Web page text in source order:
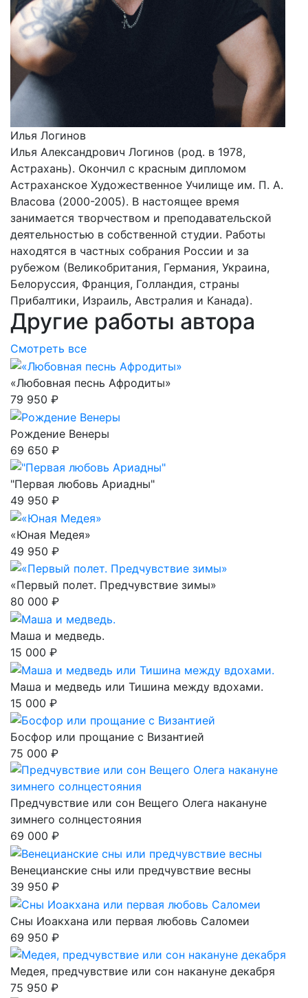
Илья Логинов
Илья Александрович Логинов (род. в 1978,
Астрахань). Окончил с красным дипломом
Астраханское Художественное Училище им. П. А.
Власова (2000-2005). В настоящее время
занимается творчеством и преподавательской
деятельностью в собственной студии. Работы
находятся в частных собрания России и за
рубежом (Великобритания, Германия, Украина,
Белоруссия, Франция, Голландия, страны
Прибалтики, Израиль, Австралия и Канада).
Другие работы автора
Смотреть все
«Любовная песнь Афродиты»
79 950 ₽
Рождение Венеры
69 650 ₽
"Первая любовь Ариадны"
49 950 ₽
«Юная Медея»
49 950 ₽
«Первый полет. Предчувствие зимы»
80 000 ₽
Маша и медведь.
15 000 ₽
Маша и медведь или Тишина между вдохами.
15 000 ₽
Босфор или прощание с Византией
75 000 ₽
Предчувствие или сон Вещего Олега накануне
зимнего солнцестояния
69 000 ₽
Венецианские сны или предчувствие весны
39 950 ₽
Сны Иоакхана или первая любовь Саломеи
69 950 ₽
Медея, предчувствие или сон накануне декабря
75 950 ₽